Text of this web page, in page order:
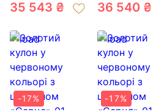
цирконом
«Серце» 01-
35 543 ₴
200565957
36 540 ₴
-17%
-17%